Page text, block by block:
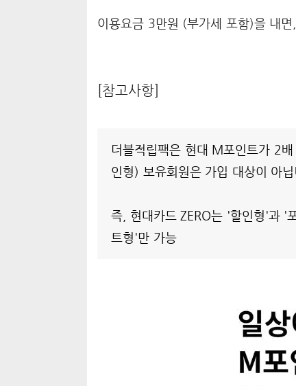
이용요금 3만원 (부가세 포함)을 내
[참고사항]
더블적립팩은 현대 M포인트가 2
인형) 보유회원은 가입 대상이 아닙
즉, 현대카드 ZERO는 '할인형'과 '
트형'만 가능